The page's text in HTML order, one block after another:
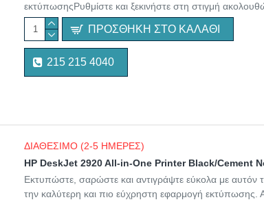
εκτύπωσηςΡυθμίστε και ξεκινήστε στη στιγμή
ΠΡΟΣΘΉΚΗ ΣΤΟ ΚΑΛΆΘΙ
215 215 4040
ΔΙΑΘΕΣΙΜΟ (2-5 ΗΜΕΡΕΣ)
HP DeskJet 2920 All-in-One Printer Black/Cement
Εκτυπώστε, σαρώστε και αντιγράψτε εύκολα με
την καλύτερη και πιο εύχρηστη εφαρμογή εκτύπωσης.